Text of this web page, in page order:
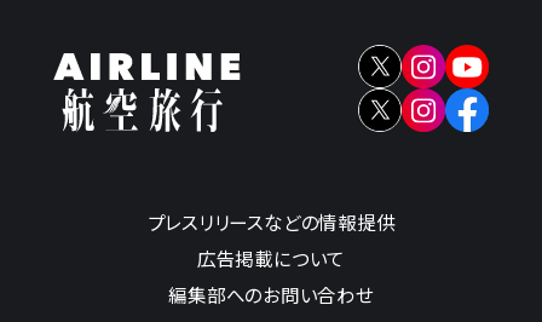
プレスリリースなどの情報提供
広告掲載について
編集部へのお問い合わせ